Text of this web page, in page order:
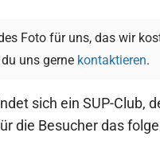
Foto für uns, das wir
uns gerne kontaktieren.
sich ein SUP-Club,
die Besucher das